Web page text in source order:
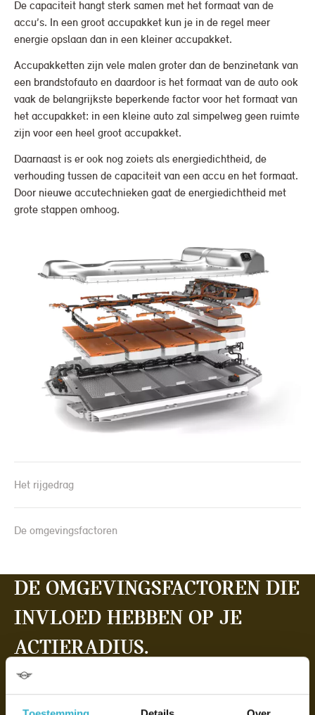
De capaciteit hangt sterk samen met het formaat van de
accu’s. In een groot accupakket kun je in de regel meer
energie opslaan dan in een kleiner accupakket.
Accupakketten zijn vele malen groter dan de benzinetank van
een brandstofauto en daardoor is het formaat van de auto ook
vaak de belangrijkste beperkende factor voor het formaat van
het accupakket: in een kleine auto zal simpelweg geen ruimte
zijn voor een heel groot accupakket.
Daarnaast is er ook nog zoiets als energiedichtheid, de
verhouding tussen de capaciteit van een accu en het formaat.
Door nieuwe accutechnieken gaat de energiedichtheid met
grote stappen omhoog.
Het rijgedrag
De omgevingsfactoren
De omgevingsfactoren die
invloed hebben op je
actieradius.
Tegen wind en stroom is het kwaad roeien.